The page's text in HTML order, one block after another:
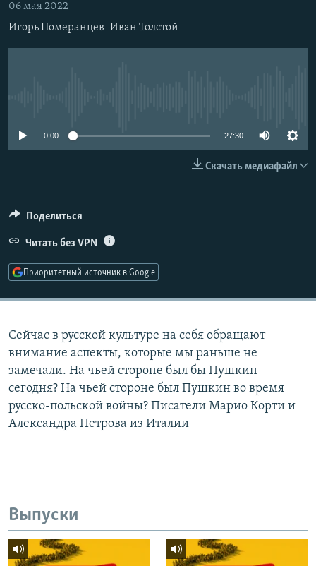
СИБИРЬ.РЕАЛИИ
РАСПИСАНИЕ ВЕЩАНИЯ
06 мая 2022
Игорь Померанцев Иван Толстой
0:00 27:30
Скачать медиафайл
Поделиться
Читать без VPN
Приоритетный источник в Google
Сейчас в русской культуре на себя обращают
внимание аспекты, которые мы раньше не
замечали. На чьей стороне был бы Пушкин
сегодня? На чьей стороне был Пушкин во время
русско-польской войны? Писатели Марио Корти и
Александра Петрова из Италии
Выпуски